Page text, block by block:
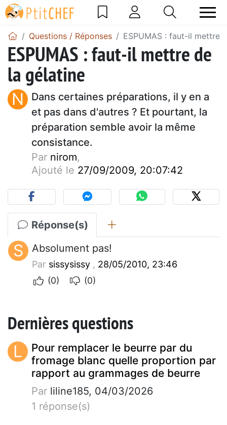
Questions / Réponses ESPUMAS : faut-il mettre
ESPUMAS : faut-il mettre de
la gélatine
N
Dans certaines préparations, il y en a
et pas dans d'autres ? Et pourtant, la
préparation semble avoir la même
consistance.
Par nirom,
Ajouté le 27/09/2009, 20:07:42
Réponse(s)
S Absolument pas!
Par sissysissy , 28/05/2010, 23:46
(0)
(0)
Dernières questions
L
Pour remplacer le beurre par du
fromage blanc quelle proportion par
rapport au grammages de beurre
Par liline185, 04/03/2026
1 réponse(s)